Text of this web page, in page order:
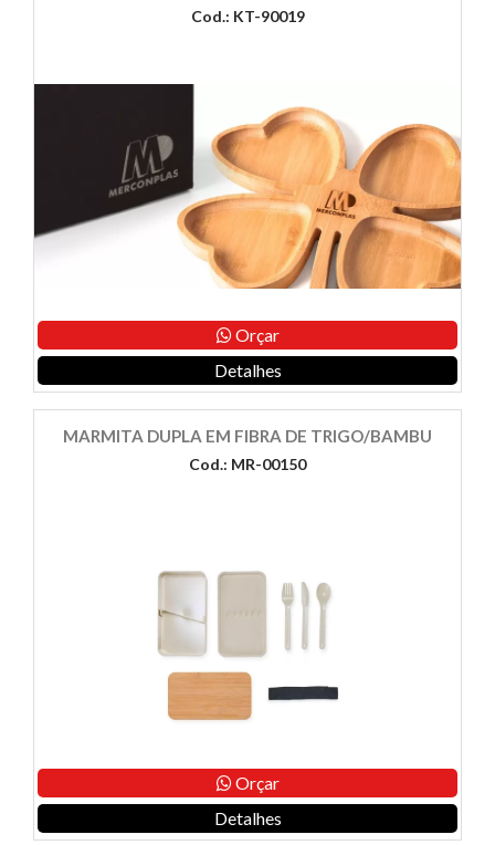
Cod.: KT-90019
Orçar
Detalhes
MARMITA DUPLA EM FIBRA DE TRIGO/BAMBU
Cod.: MR-00150
Orçar
Detalhes